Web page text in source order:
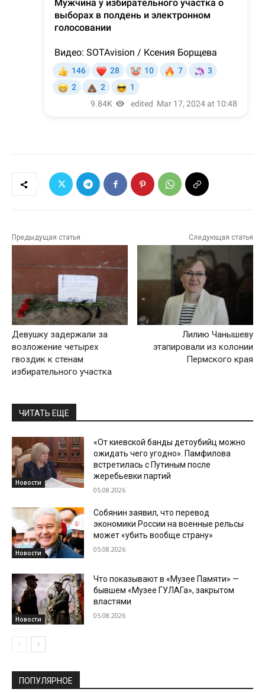
Предыдущая статья
Девушку задержали за
возложение четырех
гвоздик к стенам
избирательного участка
Следующая статья
Лилию Чанышеву
этапировали из колонии
Пермского края
ЧИТАТЬ ЕЩЕ
Новости
«От киевской банды детоубийц можно
ожидать чего угодно». Памфилова
встретилась с Путиным после
жеребьевки партий
05.08.2026
Новости
Собянин заявил, что перевод
экономики России на военные рельсы
может «убить вообще страну»
05.08.2026
Новости
Что показывают в «Музее Памяти» —
бывшем «Музее ГУЛАГа», закрытом
властями
05.08.2026
ПОПУЛЯРНОЕ